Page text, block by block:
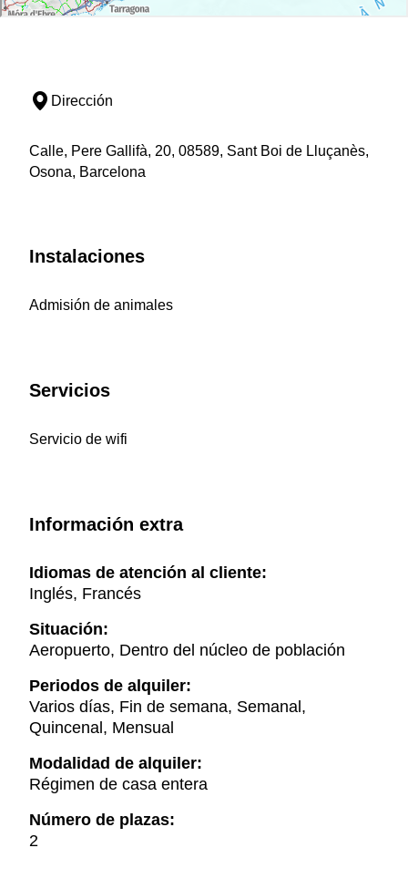
Dirección
Calle, Pere Gallifà, 20, 08589, Sant Boi de Lluçanès,
Osona, Barcelona
Instalaciones
Admisión de animales
Servicios
Servicio de wifi
Información extra
Idiomas de atención al cliente:
Inglés, Francés
Situación:
Aeropuerto, Dentro del núcleo de población
Periodos de alquiler:
Varios días, Fin de semana, Semanal,
Quincenal, Mensual
Modalidad de alquiler:
Régimen de casa entera
Número de plazas:
2